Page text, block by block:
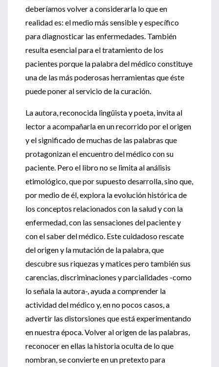
deberíamos volver a considerarla lo que en
realidad es: el medio más sensible y específico
para diagnosticar las enfermedades. También
resulta esencial para el tratamiento de los
pacientes porque la palabra del médico constituye
una de las más poderosas herramientas que éste
puede poner al servicio de la curación.
La autora, reconocida lingüista y poeta, invita al
lector a acompañarla en un recorrido por el origen
y el significado de muchas de las palabras que
protagonizan el encuentro del médico con su
paciente. Pero el libro no se limita al análisis
etimológico, que por supuesto desarrolla, sino que,
por medio de él, explora la evolución histórica de
los conceptos relacionados con la salud y con la
enfermedad, con las sensaciones del paciente y
con el saber del médico. Este cuidadoso rescate
del origen y la mutación de la palabra, que
descubre sus riquezas y matices pero también sus
carencias, discriminaciones y parcialidades -como
lo señala la autora-, ayuda a comprender la
actividad del médico y, en no pocos casos, a
advertir las distorsiones que está experimentando
en nuestra época. Volver al origen de las palabras,
reconocer en ellas la historia oculta de lo que
nombran, se convierte en un pretexto para